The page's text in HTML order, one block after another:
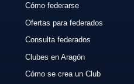
Cómo federarse
Ofertas para federados
Consulta federados
Clubes en Aragón
Cómo se crea un Club